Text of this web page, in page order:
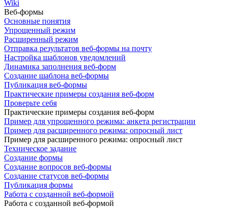
Wiki
Веб-формы
Основные понятия
Упрощенный режим
Расширенный режим
Отправка результатов веб-формы на почту
Настройка шаблонов уведомлений
Динамика заполнения веб-форм
Создание шаблона веб-формы
Публикация веб-формы
Практические примеры создания веб-форм
Проверьте себя
Практические примеры создания веб-форм
Пример для упрощенного режима: анкета регистрации
Пример для расширенного режима: опросный лист
Пример для расширенного режима: опросный лист
Техническое задание
Создание формы
Создание вопросов веб-формы
Создание статусов веб-формы
Публикация формы
Работа с созданной веб-формой
Работа с созданной веб-формой